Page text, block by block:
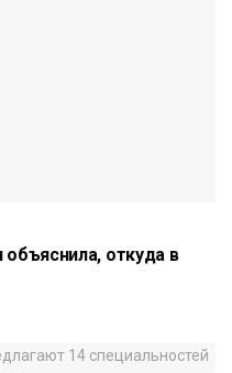
объяснила, откуда в